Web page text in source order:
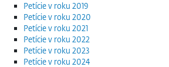
Petície v roku 2019
Petície v roku 2020
Petície v roku 2021
Petície v roku 2022
Petície v roku 2023
Petície v roku 2024